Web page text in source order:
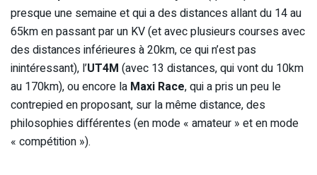
presque une semaine et qui a des distances allant du 14 au
65km en passant par un KV (et avec plusieurs courses avec
des distances inférieures à 20km, ce qui n’est pas
inintéressant), l’UT4M (avec 13 distances, qui vont du 10km
au 170km), ou encore la Maxi Race, qui a pris un peu le
contrepied en proposant, sur la même distance, des
philosophies différentes (en mode « amateur » et en mode
« compétition »).